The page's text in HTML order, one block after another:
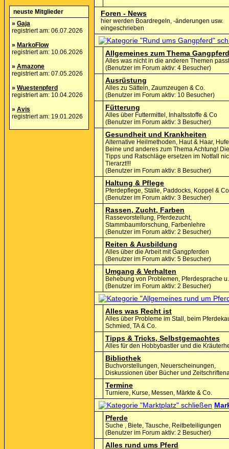
neuste Mitglieder
» Gaja
registriert am: 06.07.2026
» MarkoFlow
registriert am: 10.06.2026
» Amazone
registriert am: 07.05.2026
» Wuestenpferd
registriert am: 10.04.2026
» Avis
registriert am: 19.01.2026
Foren - News
hier werden Boardregeln, -änderungen usw.
eingeschrieben
Allgemeines zum Thema Gangpferd
Alles was nicht in die anderen Themen passt
(Benutzer im Forum aktiv: 4 Besucher)
Ausrüstung
Alles zu Sätteln, Zaumzeugen & Co.
(Benutzer im Forum aktiv: 10 Besucher)
Fütterung
Alles über Futtermittel, Inhaltsstoffe & Co
(Benutzer im Forum aktiv: 3 Besucher)
Gesundheit und Krankheiten
Alternative Heilmethoden, Haut & Haar,
Beine und anderes zum Thema Achtung!
Tipps und Ratschläge ersetzen im Notfall
Tierarzt!!!
(Benutzer im Forum aktiv: 8 Besucher)
Haltung & Pflege
Pferdepflege, Ställe, Paddocks, Koppel & Co
(Benutzer im Forum aktiv: 3 Besucher)
Rassen, Zucht, Farben
Rassevorstellung, Pferdezucht,
Stammbaumforschung, Farbenlehre
(Benutzer im Forum aktiv: 2 Besucher)
Reiten & Ausbildung
Alles über die Arbeit mit Gangpferden
(Benutzer im Forum aktiv: 5 Besucher)
Umgang & Verhalten
Behebung von Problemen, Pferdesprache
(Benutzer im Forum aktiv: 2 Besucher)
Alles was Recht ist
Alles über Probleme im Stall, beim
Schmied, TA & Co.
Tipps & Tricks, Selbstgemachtes
Alles für den Hobbybastler und die
Bibliothek
Buchvorstellungen, Neuerscheinungen,
Diskussionen über Bücher und
Termine
Turniere, Kurse, Messen, Märkte & Co.
Pferde
Suche , Biete, Tausche, Reitbeteiligungen
(Benutzer im Forum aktiv: 2 Besucher)
Alles rund ums Pferd